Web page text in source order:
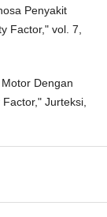
Penyakit
Factor," vol. 7,
Dengan
Jurteksi,